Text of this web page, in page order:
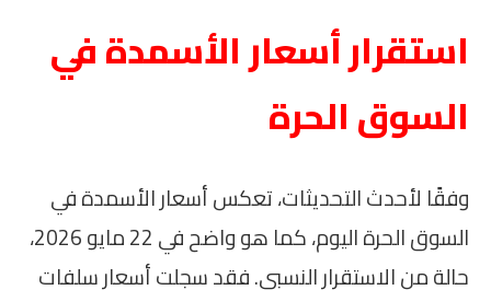
استقرار أسعار الأسمدة في
السوق الحرة
وفقًا لأحدث التحديثات، تعكس أسعار الأسمدة في
السوق الحرة اليوم، كما هو واضح في 22 مايو 2026،
حالة من الاستقرار النسبي. فقد سجلت أسعار سلفات